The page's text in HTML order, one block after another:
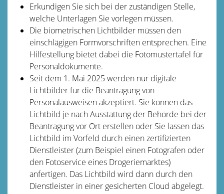
Erkundigen Sie sich bei der zuständigen Stelle,
welche Unterlagen Sie vorlegen müssen.
Die biometrischen Lichtbilder müssen den
einschlägigen Formvorschriften entsprechen. Eine
Hilfestellung bietet dabei die Fotomustertafel für
Personaldokumente.
Seit dem 1. Mai 2025 werden nur digitale
Lichtbilder für die Beantragung von
Personalausweisen akzeptiert. Sie können das
Lichtbild je nach Ausstattung der Behörde bei der
Beantragung vor Ort erstellen oder Sie lassen das
Lichtbild im Vorfeld durch einen zertifizierten
Dienstleister (zum Beispiel einen Fotografen oder
den Fotoservice eines Drogeriemarktes)
anfertigen. Das Lichtbild wird dann durch den
Dienstleister in einer gesicherten Cloud abgelegt.